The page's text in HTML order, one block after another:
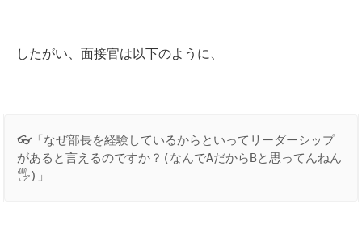
したがい、面接官は以下のように、
👓「なぜ部長を経験しているからといってリーダーシップ
があると言えるのですか？(なんでAだからBと思ってんねん
🖐)」